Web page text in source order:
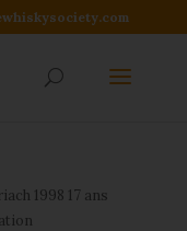
1998 17 ans